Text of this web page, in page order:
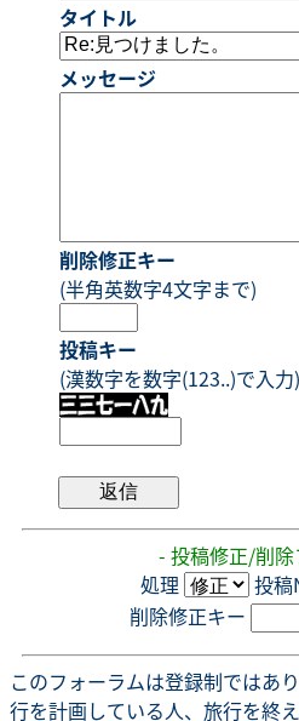
タイトル
メッセージ
削除修正キー
(半角英数字4文字まで)
投稿キー
(漢数字を数字(123..)で入力)
- 投稿修正/削
処理
投稿
削除修正キー
このフォーラムは登録制ではあ
行を計画している人、旅行を終